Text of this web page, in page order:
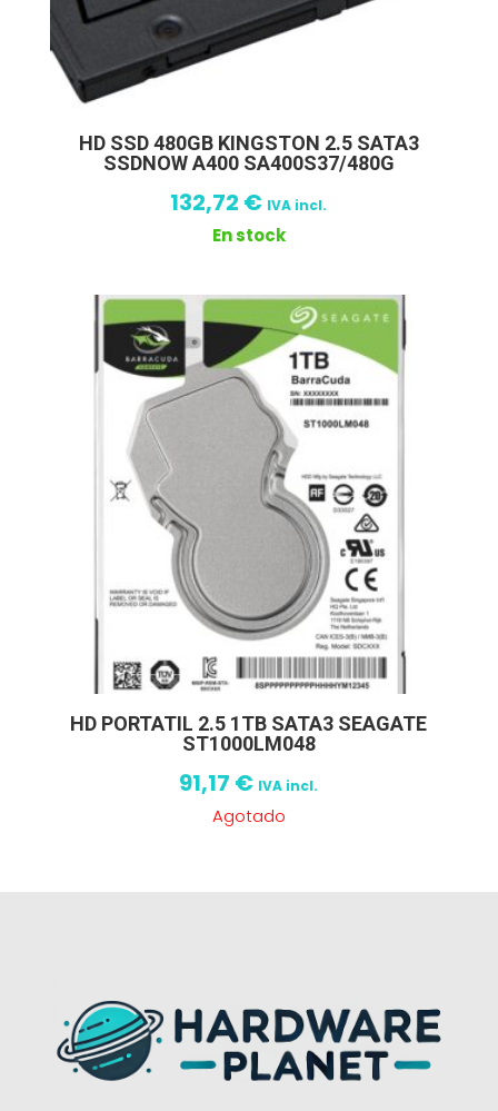
HD SSD 480GB KINGSTON 2.5 SATA3
SSDNOW A400 SA400S37/480G
132,72 € IVA incl.
En stock
HD PORTATIL 2.5 1TB SATA3 SEAGATE
ST1000LM048
91,17 € IVA incl.
Agotado